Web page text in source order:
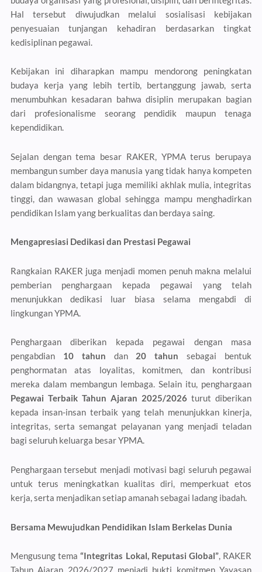
Hal tersebut diwujudkan melalui sosialisasi kebijakan
penyesuaian tunjangan kehadiran berdasarkan tingkat
kedisiplinan pegawai.
Kebijakan ini diharapkan mampu mendorong peningkatan
budaya kerja yang lebih tertib, bertanggung jawab, serta
menumbuhkan kesadaran bahwa disiplin merupakan bagian
dari profesionalisme seorang pendidik maupun tenaga
kependidikan.
Sejalan dengan tema besar RAKER, YPMA terus berupaya
membangun sumber daya manusia yang tidak hanya kompeten
dalam bidangnya, tetapi juga memiliki akhlak mulia, integritas
tinggi, dan wawasan global sehingga mampu menghadirkan
pendidikan Islam yang berkualitas dan berdaya saing.
Mengapresiasi Dedikasi dan Prestasi Pegawai
Rangkaian RAKER juga menjadi momen penuh makna melalui
pemberian penghargaan kepada pegawai yang telah
menunjukkan dedikasi luar biasa selama mengabdi di
lingkungan YPMA.
Penghargaan diberikan kepada pegawai dengan masa
pengabdian 10 tahun dan20 tahun sebagai bentuk
penghormatan atas loyalitas, komitmen, dan kontribusi
mereka dalam membangun lembaga. Selain itu, penghargaan
Pegawai Terbaik Tahun Ajaran 2025/2026 turut diberikan
kepada insan-insan terbaik yang telah menunjukkan kinerja,
integritas, serta semangat pelayanan yang menjadi teladan
bagi seluruh keluarga besar YPMA.
Penghargaan tersebut menjadi motivasi bagi seluruh pegawai
untuk terus meningkatkan kualitas diri, memperkuat etos
kerja, serta menjadikan setiap amanah sebagai ladang ibadah.
Bersama Mewujudkan Pendidikan Islam Berkelas Dunia
Mengusung tema“Integritas Lokal, Reputasi Global”, RAKER
Tahun Ajaran 2026/2027 menjadi bukti komitmen Yayasan